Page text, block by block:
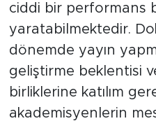
ciddi bir performans
yaratabilmektedir.
dönemde yayın
geliştirme beklentisi
birliklerine katılım
akademisyenlerin